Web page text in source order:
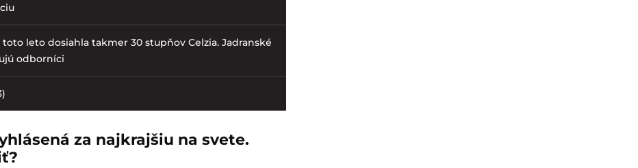
leto dosiahla takmer 30 stupňov Celzia. Jadranské
odborníci
za najkrajšiu na svete.